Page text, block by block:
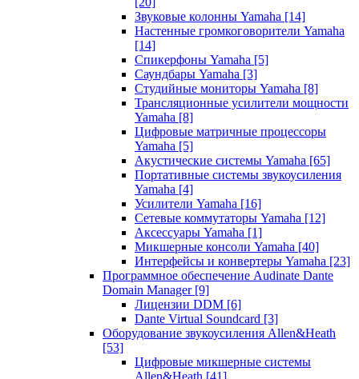
Звуковые колонны Yamaha [14]
Настенные громкоговорители Yamaha
[14]
Спикерфоны Yamaha [5]
Саундбары Yamaha [3]
Студийные мониторы Yamaha [8]
Трансляционные усилители мощности
Yamaha [8]
Цифровые матричные процессоры
Yamaha [5]
Акустические системы Yamaha [65]
Портативные системы звукоусиления
Yamaha [4]
Усилители Yamaha [16]
Сетевые коммутаторы Yamaha [12]
Аксессуары Yamaha [1]
Микшерные консоли Yamaha [40]
Интерфейсы и конвертеры Yamaha [23]
Программное обеспечение Audinate Dante
Domain Manager [9]
Лицензии DDM [6]
Dante Virtual Soundcard [3]
Оборудование звукоусиления Allen&Heath
[53]
Цифровые микшерные системы
Allen&Heath [41]